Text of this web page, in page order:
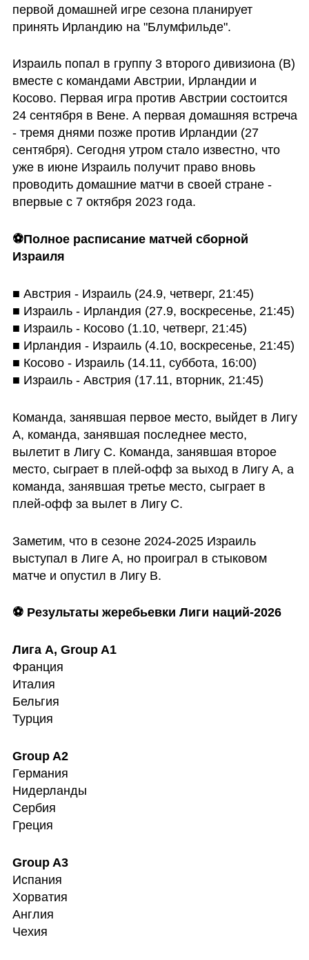
первой домашней игре сезона планирует
принять Ирландию на "Блумфильде".
Израиль попал в группу 3 второго дивизиона (В)
вместе с командами Австрии, Ирландии и
Косово. Первая игра против Австрии состоится
24 сентября в Вене. А первая домашняя встреча
- тремя днями позже против Ирландии (27
сентября). Сегодня утром стало известно, что
уже в июне Израиль получит право вновь
проводить домашние матчи в своей стране -
впервые с 7 октября 2023 года.
⚽️Полное расписание матчей сборной
Израиля
■ Австрия - Израиль (24.9, четверг, 21:45)
■ Израиль - Ирландия (27.9, воскресенье, 21:45)
■ Израиль - Косово (1.10, четверг, 21:45)
■ Ирландия - Израиль (4.10, воскресенье, 21:45)
■ Косово - Израиль (14.11, суббота, 16:00)
■ Израиль - Австрия (17.11, вторник, 21:45)
Команда, занявшая первое место, выйдет в Лигу
А, команда, занявшая последнее место,
вылетит в Лигу С. Команда, занявшая второе
место, сыграет в плей-офф за выход в Лигу А, а
команда, занявшая третье место, сыграет в
плей-офф за вылет в Лигу С.
Заметим, что в сезоне 2024-2025 Израиль
выступал в Лиге А, но проиграл в стыковом
матче и опустил в Лигу В.
⚽️ Результаты жеребьевки Лиги наций-2026
Лига A, Group A1
Франция
Италия
Бельгия
Турция
Group A2
Германия
Нидерланды
Сербия
Греция
Group A3
Испания
Хорватия
Англия
Чехия